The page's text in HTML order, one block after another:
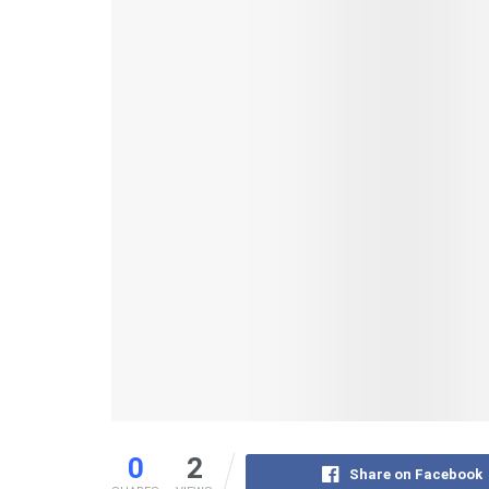
0 2 Share on Facebook